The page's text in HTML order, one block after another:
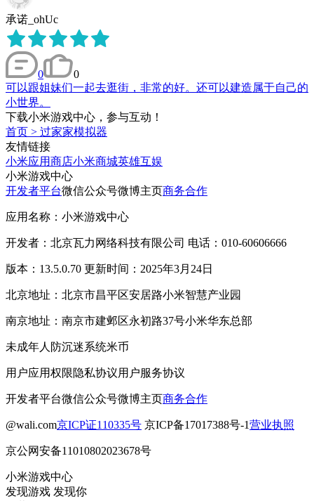
承诺_ohUc
0
0
可以跟姐妹们一起去逛街，非常的好。还可以建造属于自己的
小世界。
下载小米游戏中心，参与互动！
首页 > 过家家模拟器
友情链接
小米应用商店小米商城英雄互娱
小米游戏中心
开发者平台微信公众号微博主页商务合作
应用名称：小米游戏中心
开发者：北京瓦力网络科技有限公司 电话：010-60606666
版本：13.5.0.70 更新时间：2025年3月24日
北京地址：北京市昌平区安居路小米智慧产业园
南京地址：南京市建邺区永初路37号小米华东总部
未成年人防沉迷系统米币
用户应用权限隐私协议用户服务协议
开发者平台微信公众号微博主页商务合作
@wali.com京ICP证110335号 京ICP备17017388号-1营业执照
京公网安备11010802023678号
小米游戏中心
发现游戏 发现你